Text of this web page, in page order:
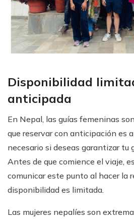
Disponibilidad
anticipada
En Nepal, las guías femeninas
que reservar con anticipación es
necesario si deseas garantizar tu
Antes de que comience el viaje,
comunicar este punto al hacer la
disponibilidad es limitada.
Las mujeres nepalíes son